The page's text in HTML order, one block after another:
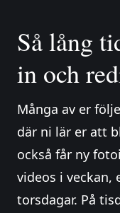
Så lång
in och
Många av er
där ni lär er att
också får ny
videos i veckan,
torsdagar. På